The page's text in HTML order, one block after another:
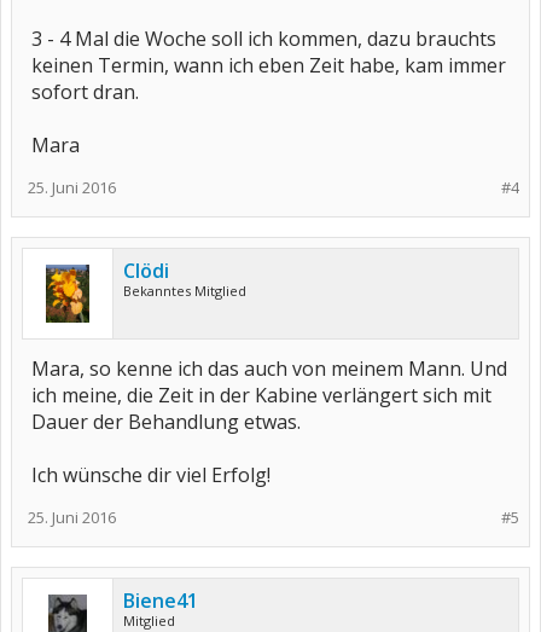
3 - 4 Mal die Woche soll ich kommen, dazu brauchts
keinen Termin, wann ich eben Zeit habe, kam immer
sofort dran.
Mara
#4
25. Juni 2016
Clödi
Bekanntes Mitglied
Mara, so kenne ich das auch von meinem Mann. Und
ich meine, die Zeit in der Kabine verlängert sich mit
Dauer der Behandlung etwas.
Ich wünsche dir viel Erfolg!
#5
25. Juni 2016
Biene41
Mitglied